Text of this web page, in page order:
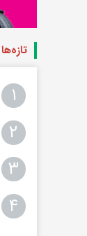
تازه‌ها
۱
۲
۳
۴